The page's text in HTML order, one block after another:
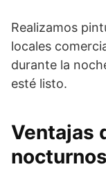
Realizamos
locales
durante la
esté listo.
Ventajas
nocturnos